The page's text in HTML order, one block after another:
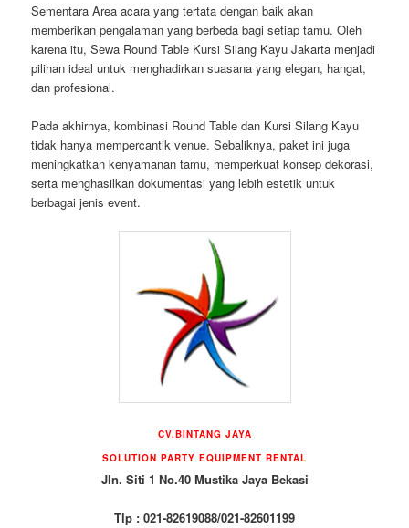
Sementara Area acara yang tertata dengan baik akan
memberikan pengalaman yang berbeda bagi setiap tamu. Oleh
karena itu, Sewa Round Table Kursi Silang Kayu Jakarta menjadi
pilihan ideal untuk menghadirkan suasana yang elegan, hangat,
dan profesional.
Pada akhirnya, kombinasi Round Table dan Kursi Silang Kayu
tidak hanya mempercantik venue. Sebaliknya, paket ini juga
meningkatkan kenyamanan tamu, memperkuat konsep dekorasi,
serta menghasilkan dokumentasi yang lebih estetik untuk
berbagai jenis event.
CV.BINTANG JAYA
SOLUTION PARTY EQUIPMENT RENTAL
Jln. Siti 1 No.40 Mustika Jaya Bekasi
Tlp : 021-82619088/021-82601199